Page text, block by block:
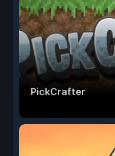
PickCrafter